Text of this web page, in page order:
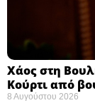
Χάος στη
Κούρτι από
8 Αυγούστου 2026